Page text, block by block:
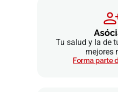
Tu salud y la de
mejores
Forma parte